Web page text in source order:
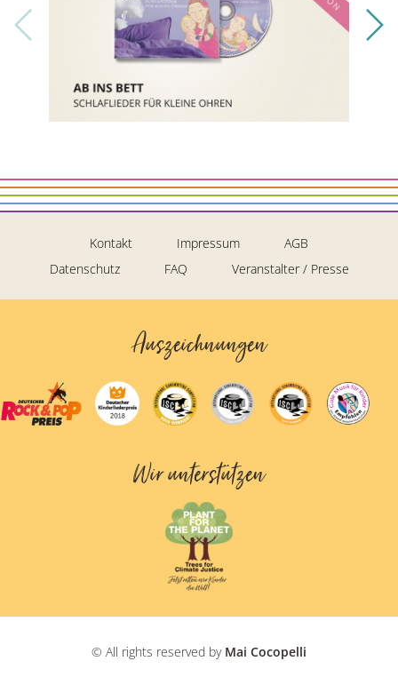
Kontakt Impressum
AGB
Datenschutz
FAQ Veranstalter / Presse
Auszeichnungen
Wir unterstützen
© All rights reserved by Mai Cocopelli